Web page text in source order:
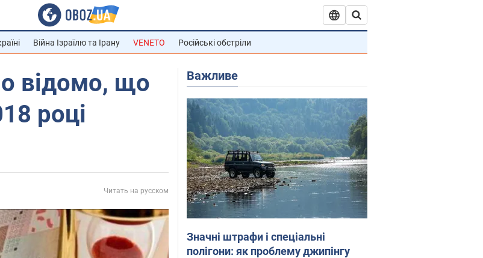
Війна Ізраїлю та Ірану VENETO Російські обстріли
відомо, що
році
Читать на русском
Важливе
Значні штрафи і спеціальні
полігони: як проблему джипінгу